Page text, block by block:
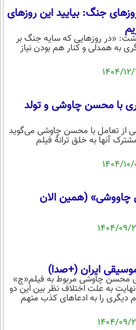
جنگ: بیایید این روزهای
«در روزهایی که سایه جنگ بر
به همدلی و کنار هم بودن نیاز
با محسن چاوشی و تولد
از تعامل با محسن چاوشی می‌گوید
آنها به خلق ترانۀ فیلم
چاووشی» (همین الان
ایران (+صدا)
محسن چاوشی مربوط به فیلم«چ»
به علت اختلاف نظر بین این دو
دیگری را به ادعاهای کذب متهم